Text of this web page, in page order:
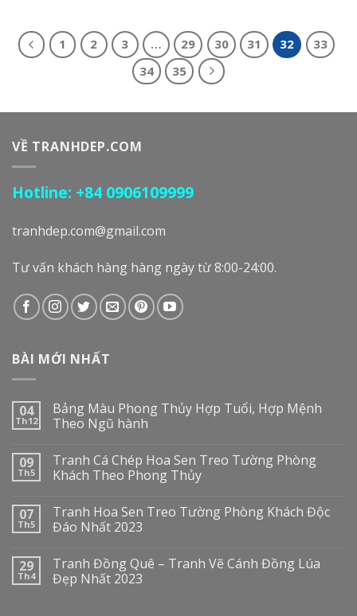
1 2 3 … 29 30 31 32
33
34
35
VỀ TRANHDEP.COM
Hotline: +84 0906109999
tranhdep.com@gmail.com
Tư vấn khách hàng hàng ngày từ 8:00-24:00.
BÀI MỚI NHẤT
04
Th12
Bảng Màu Phong Thủy Hợp Tuổi, Hợp Mệnh
Theo Ngũ hành
09
Th5
Tranh Cá Chép Hoa Sen Treo Tường Phòng
Khách Theo Phong Thủy
07
Th5
Tranh Hoa Sen Treo Tường Phòng Khách Độc
Đáo Nhất 2023
29
Th4
Tranh Đồng Quê – Tranh Vẽ Cánh Đồng Lúa
Đẹp Nhất 2023